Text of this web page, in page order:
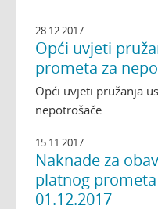
28.12.2017.
Opći uvjeti
prometa za
Opći uvjeti pružanja
nepotrošače
15.11.2017.
Naknade za
platnog
01.12.2017